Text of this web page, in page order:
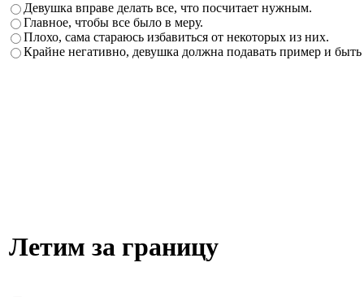
Девушка вправе делать все, что посчитает нужным.
Главное, чтобы все было в меру.
Плохо, сама стараюсь избавиться от некоторых из них.
Крайне негативно, девушка должна подавать пример и
Летим за границу